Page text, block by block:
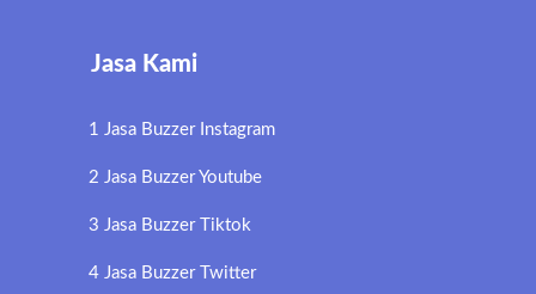
Jasa Kami
1 Jasa Buzzer Instagram
2 Jasa Buzzer Youtube
3 Jasa Buzzer Tiktok
4 Jasa Buzzer Twitter